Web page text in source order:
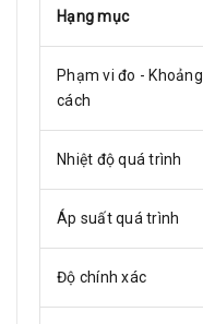
Hạng mục
Phạm vi đo - Khoảng
cách
Nhiệt độ quá trình
Áp suất quá trình
Độ chính xác